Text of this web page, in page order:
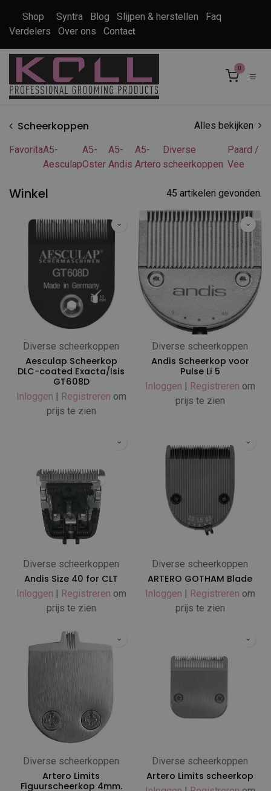
Shop Syntra Blog Slijpen & herstellen
Faq
Verdelers
Over ons Contact
0
Scheerkoppen Alles bekijken
FavoritaA5-
Aesculap
A5-
Oster
A5-
Andis
A5-
Artero
Diverse
scheerkoppen
Paard /
Vee
Winkel 45 artikelen gevonden.
Diverse scheerkoppen
Aesculap Scheerkop
DLC-coated Exacta/Isis
GT608D
Inloggen | Registreren om
prijs te zien
Diverse scheerkoppen
Andis Scheerkop voor
Pulse Li 5
Inloggen | Registreren om
prijs te zien
Diverse scheerkoppen
Andis Size 40 for CLT
Inloggen | Registreren om
prijs te zien
Diverse scheerkoppen
ARTERO GOTHAM Blade
Inloggen | Registreren om
prijs te zien
Diverse scheerkoppen
Artero Limits
Figuurscheerkop 4mm.
Diverse scheerkoppen
Artero Limits scheerkop